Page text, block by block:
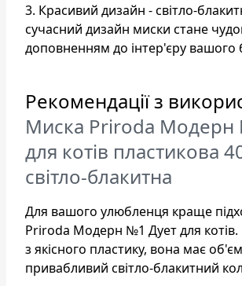
3. Красивий дизайн - світло-
сучасний дизайн миски стане
доповненням до інтер'єру вашого
Рекомендації з
Миска Priroda Модерн
для котів пластикова
світло-блакитна
Для вашого улюбленця краще
Priroda Модерн №1 Дует для котів.
з якісного пластику, вона має
привабливий світло-блакитний